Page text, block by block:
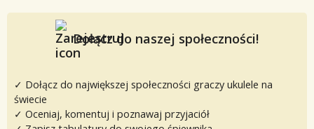
Dołącz do naszej społeczności!
✓ Dołącz do największej społeczności graczy ukulele na
świecie
✓ Oceniaj, komentuj i poznawaj przyjaciół